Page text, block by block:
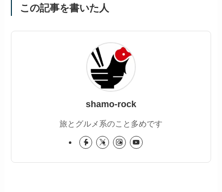
この記事を書いた人
shamo-rock
旅とグルメ系のこと多めです